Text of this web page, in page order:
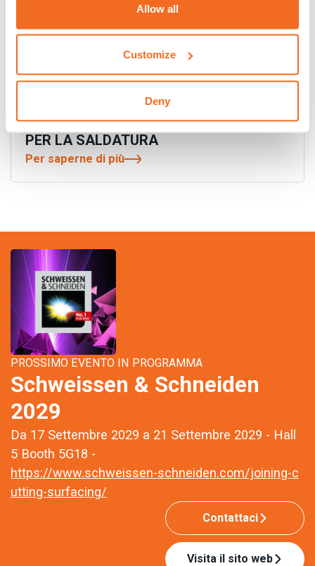
Allow all
Customize
Deny
DIGITECH VP4 COMPACT: IL MASSIMO
PER LA SALDATURA
Per saperne di più
PROSSIMO EVENTO IN PROGRAMMA
Schweissen & Schneiden
2029
Da 17 Settembre 2029 a 21 Settembre 2029 - Hall
5 Booth 5G18 -
https://www.schweissen-schneiden.com/joining-c
utting-surfacing/
Contattaci
Visita il sito web